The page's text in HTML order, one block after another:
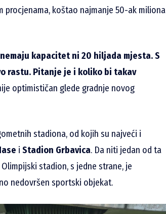
procjenama, koštao najmanje 50-ak miliona
kapacitet ni 20 hiljada mjesta. S
rastu. Pitanje je i koliko bi takav
optimističan glede gradnje novog
stadiona, od kojih su najveći i
i Stadion Grbavica. Da niti jedan od ta
stadion, s jedne strane, je
nedovršen sportski objekat.